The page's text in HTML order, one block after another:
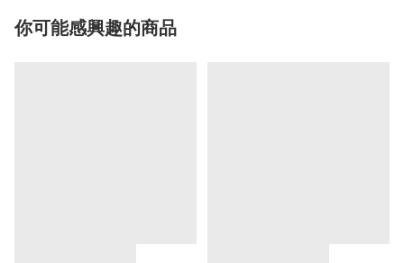
你可能感興趣的商品